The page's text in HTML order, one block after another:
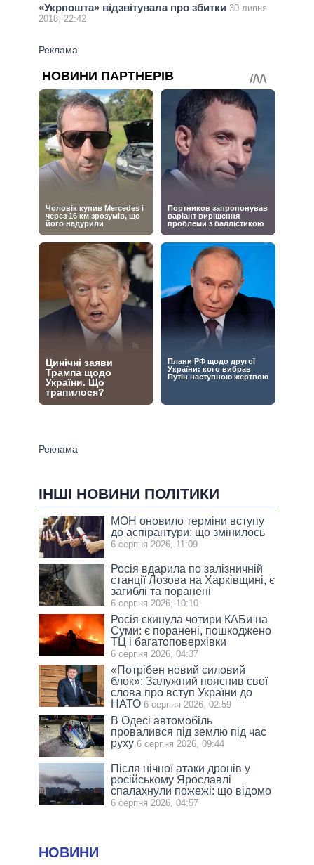
«Укрпошта» відзвітувала про збитки 30 липня
2018, 22:42
ІНШІ НОВИНИ ПОЛІТИКИ
МОН оновило терміни вступу
до аспірантури: що змінилось
6 серпня 2026, 11:09
Росія вдарила по залізничній
станції Лозова на Харківщині, є
загиблі та поранені
6 серпня 2026, 10:10
Росія скинула чотири КАБи на
Суми: є поранені, пошкоджено
ТЦ і багатоповерхівки
6 серпня 2026, 04:37
«Потрібен новий силовий
блок»: Залужний пояснив свої
слова про вступ України до
НАТО 6 серпня 2026, 02:59
В Одесі автомобіль
провалився під землю під час
руху 6 серпня 2026, 09:44
Після нічної атаки дронів у
російському Ярославлі
спалахнули пожежі: що відомо
6 серпня 2026, 04:57
НОВИНИ